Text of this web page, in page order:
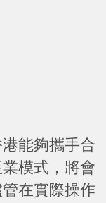
能夠攜手合
模式，將會
在實際操作